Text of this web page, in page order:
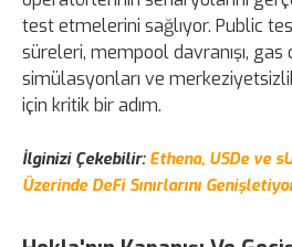
test etmelerini sağlıyor. Public
süreleri, mempool davranışı, gas
simülasyonları ve
için kritik bir adım.
İlginizi Çekebilir: Ethena, USDe ve
Üzerinde DeFi Sınırlarını